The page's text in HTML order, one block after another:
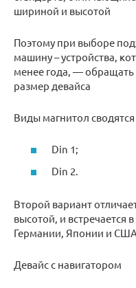
шириной и высотой
Поэтому при выборе
машину – устройства,
менее года, —
размер девайса
Виды магнитол
Din 1;
Din 2.
Второй вариант
высотой, и встречается
Германии, Японии и США.
Девайс с навигатором